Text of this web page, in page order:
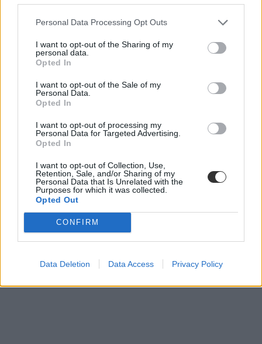
Personal Data Processing Opt Outs
I want to opt-out of the Sharing of my
personal data.
Opted In
I want to opt-out of the Sale of my
Personal Data.
Opted In
I want to opt-out of processing my
Personal Data for Targeted Advertising.
Opted In
I want to opt-out of Collection, Use,
Retention, Sale, and/or Sharing of my
Personal Data that Is Unrelated with the
Purposes for which it was collected.
Opted Out
CONFIRM
Data Deletion Data Access Privacy Policy